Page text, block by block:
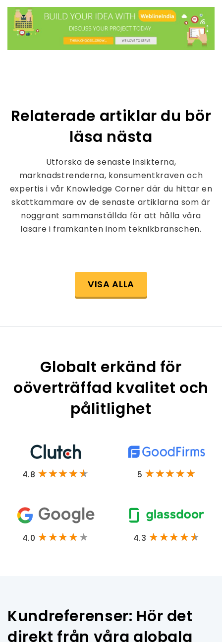
Relaterade artiklar du bör
läsa nästa
Utforska de senaste insikterna,
marknadstrenderna, konsumentkraven och
expertis i vår Knowledge Corner där du hittar en
skattkammare av de senaste artiklarna som är
noggrant sammanställda för att hålla våra
läsare i framkanten inom teknikbranschen.
VISA ALLA
Globalt erkänd för
oöverträffad kvalitet och
pålitlighet
4.8 5
4.0 4.3
Kundreferenser: Hör det
direkt från våra globala